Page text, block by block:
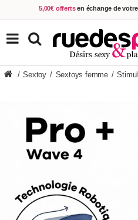
5,00€ offerts en échange de
Achetez aujourd'hui.
Livraison en 48h
au prix de 2,90 €
TOUS NOS
/ Sextoy / Sextoys femme /